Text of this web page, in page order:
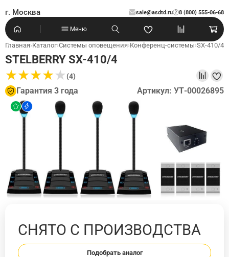
г. Москва sale@asdtd.ru 8 (800) 555-06-68
?
Меню
Главная›Каталог›Системы оповещения›Конференц-системы›SX-410/4
STELBERRY SX-410/4
★★★★★
★★★★★(4)
Гарантия 3 года Артикул: УТ-00026895
СНЯТО С ПРОИЗВОДСТВА
Подобрать аналог